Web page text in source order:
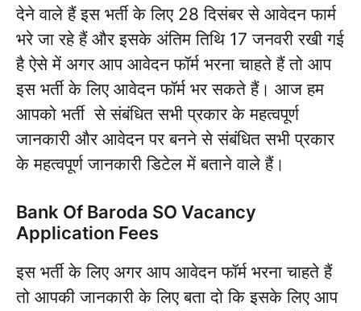
देने वाले हैं इस भर्ती के लिए 28 दिसंबर से आवेदन फार्म
भरे जा रहे हैं और इसके अंतिम तिथि 17 जनवरी रखी गई
है ऐसे में अगर आप आवेदन फॉर्म भरना चाहते हैं तो आप
इस भर्ती के लिए आवेदन फॉर्म भर सकते हैं। आज हम
आपको भर्ती से संबंधित सभी प्रकार के महत्वपूर्ण
जानकारी और आवेदन पर बनने से संबंधित सभी प्रकार
के महत्वपूर्ण जानकारी डिटेल में बताने वाले हैं।
Bank Of Baroda SO Vacancy
Application Fees
इस भर्ती के लिए अगर आप आवेदन फॉर्म भरना चाहते हैं
तो आपकी जानकारी के लिए बता दो कि इसके लिए आप